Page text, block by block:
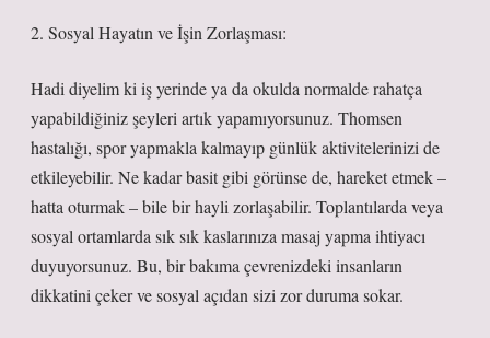
2. Sosyal Hayatın ve İşin Zorlaşması:
Hadi diyelim ki iş yerinde ya da okulda normalde rahatça
yapabildiğiniz şeyleri artık yapamıyorsunuz. Thomsen
hastalığı, spor yapmakla kalmayıp günlük aktivitelerinizi de
etkileyebilir. Ne kadar basit gibi görünse de, hareket etmek –
hatta oturmak – bile bir hayli zorlaşabilir. Toplantılarda veya
sosyal ortamlarda sık sık kaslarınıza masaj yapma ihtiyacı
duyuyorsunuz. Bu, bir bakıma çevrenizdeki insanların
dikkatini çeker ve sosyal açıdan sizi zor duruma sokar.